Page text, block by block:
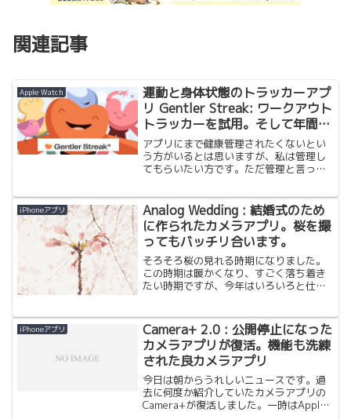
関連記事
Apple Watch
運動と身体状態のトラッカーアプ
リ Gentler Streak: ワークアウト
トラッカーを試用。そして年間登
録へ。
アプリにまで健康管理されたくないとい
う方がいるとは思いますが、私は管理し
てもらいたい方です。ただ管理と言って
ない性格のようなので、他でできるも
の、何もしなくても自動で記録してくれ
るもの、例えば機器で測定すれば自動で
アプリに取り込んだり、ボタン１つで済
むようなものを使ってます。
iPhoneアプリ
Analog Wedding : 結婚式のため
に作られたカメラアプリ。桜を撮
ってもバッチリ合います。
そろそろ桜の見れる時期になりました。
この時期は暖かくなり、すごく落ち着き
たい時期ですが、今年はいろいろと仕事
なとこは人が多すぎてあまり行く気はお
そらく起きないと思います...
iPhoneアプリ
Camera+ 2.0 : 公開停止になった
カメラアプリが復活。機能も洗練
された良カメラアプリ
今日は朝からうれしいニュースです。過
去に何度か紹介していたカメラアプリの
Camera+が復活しました。一時はApple